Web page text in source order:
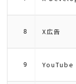
8 X広告
9 YouTube